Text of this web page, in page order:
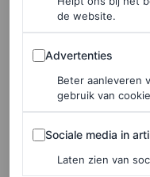
hedendaagse twist.
maar peplumbroeken
wijde harem broeken
LEES OOK
de website.
Advertenties
Advertenties
Beter aanleveren
gebruik van
Sociale media in
Sociale media in
Laten zien van